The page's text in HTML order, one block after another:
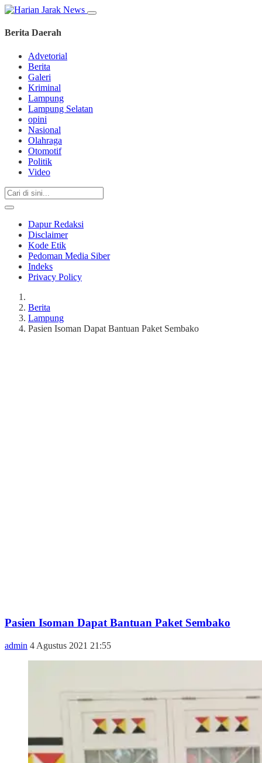
Berita Daerah
Advetorial
Berita
Galeri
Kriminal
Lampung
Lampung Selatan
opini
Nasional
Olahraga
Otomotif
Politik
Video
Dapur Redaksi
Disclaimer
Kode Etik
Pedoman Media Siber
Indeks
Privacy Policy
Berita
Lampung
Pasien Isoman Dapat Bantuan Paket Sembako
Pasien Isoman Dapat Bantuan Paket Sembako
admin 4 Agustus 2021 21:55